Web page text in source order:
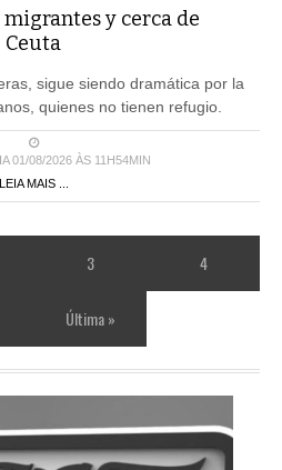
y cerca de
Ceuta
sigue siendo dramática por la
quienes no tienen refugio.
01/08/2026 ÀS 11H54MIN
LEIA MAIS ...
3 4
Última »